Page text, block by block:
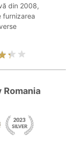
din 2008,
furnizarea
Romania